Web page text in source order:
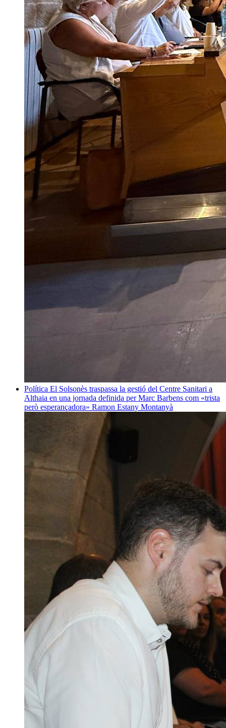
Política El Solsonès traspassa la gestió del Centre Sanitari a
Althaia en una jornada definida per Marc Barbens com «trista
però esperançadora» Ramon Estany Montanyà